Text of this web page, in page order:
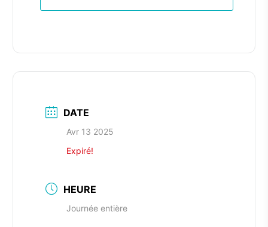
DATE
Avr 13 2025
Expiré!
HEURE
Journée entière